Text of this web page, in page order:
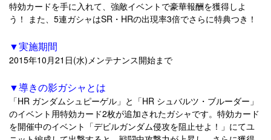
特効カードを手に入れて、強敵イベントで豪華報酬を獲得しよ
う！ また、5連ガシャはSR・HRの出現率3倍でさらに特典つき！
▼実施期間
2015年10月21日(水)メンテナンス開始まで
▼導きの影ガシャとは
「HR ガンダムシュピーゲル」と「HR シュバルツ・ブルーダー」
のイベント用特効カード2枚が追加されたガシャです。特効カード
を開催中のイベント「デビルガンダム侵攻を阻止せよ！」にてユ